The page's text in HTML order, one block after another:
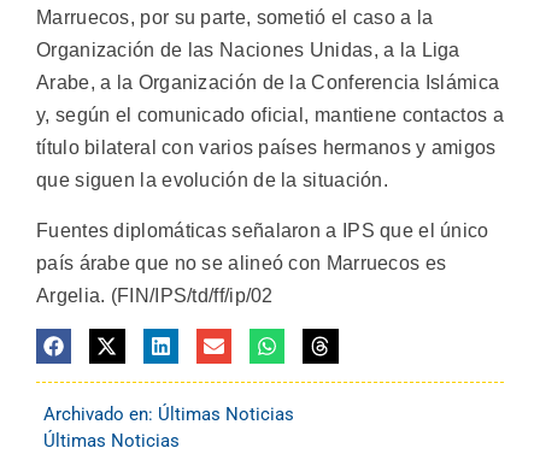
Marruecos, por su parte, sometió el caso a la
Organización de las Naciones Unidas, a la Liga
Arabe, a la Organización de la Conferencia Islámica
y, según el comunicado oficial, mantiene contactos a
título bilateral con varios países hermanos y amigos
que siguen la evolución de la situación.
Fuentes diplomáticas señalaron a IPS que el único
país árabe que no se alineó con Marruecos es
Argelia. (FIN/IPS/td/ff/ip/02
Archivado en: Últimas Noticias
Últimas Noticias